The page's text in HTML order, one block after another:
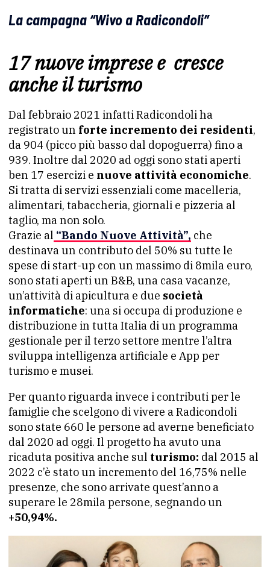
La campagna “Wivo a Radicondoli”
17 nuove imprese e cresce
anche il turismo
Dal febbraio 2021 infatti Radicondoli ha
registrato un forte incremento dei residenti,
da 904 (picco più basso dal dopoguerra) fino a
939. Inoltre dal 2020 ad oggi sono stati aperti
ben 17 esercizi e nuove attività economiche.
Si tratta di servizi essenziali come macelleria,
alimentari, tabaccheria, giornali e pizzeria al
taglio, ma non solo.
Grazie al “Bando Nuove Attività”, che
destinava un contributo del 50% su tutte le
spese di start-up con un massimo di 8mila euro,
sono stati aperti un B&B, una casa vacanze,
un’attività di apicultura e due società
informatiche: una si occupa di produzione e
distribuzione in tutta Italia di un programma
gestionale per il terzo settore mentre l’altra
sviluppa intelligenza artificiale e App per
turismo e musei.
Per quanto riguarda invece i contributi per le
famiglie che scelgono di vivere a Radicondoli
sono state 660 le persone ad averne beneficiato
dal 2020 ad oggi. Il progetto ha avuto una
ricaduta positiva anche sul turismo: dal 2015 al
2022 c’è stato un incremento del 16,75% nelle
presenze, che sono arrivate quest’anno a
superare le 28mila persone, segnando un
+50,94%.